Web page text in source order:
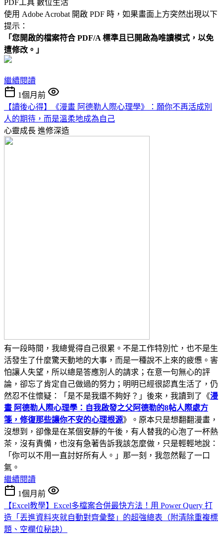
PDF工具 數位生活
使用 Adobe Acrobat 開啟 PDF 時，如果畫面上方突然出現以下
提示：
「您開啟的檔案符合 PDF/A 標準且已開啟為唯讀模式，以免
遭修改。」
繼續閱讀
1個月前
【讀後心得】《漫畫 阿德勒人際心理學》：願你不再活成別
人的期待，而是溫柔地成為自己
心靈成長 進修深造
有一段時間，我總覺得自己很累。不是工作特別忙，也不是生
活發生了什麼驚天動地的大事，而是一種說不上來的疲憊。害
怕讓人失望，所以總是答應別人的請求；在意一句無心的評
論，卻忘了肯定自己做過的努力；明明已經很認真生活了，仍
然忍不住懷疑：「是不是我還不夠好？」後來，我讀到了《漫
畫 阿德勒人際心理學：自我啟發之父阿德勒的8帖人際處方
箋，修復那些讓你不安的心理根源》。原本只是想翻翻漫畫，
沒想到，卻像是在某個安靜的午後，有人替我的心泡了一杯熱
茶，沒有責備，也沒有急著告訴我該怎麼做，只是輕輕地說：
「你可以不用一直討好所有人。」那一刻，我忽然鬆了一口
氣。
繼續閱讀
1個月前
【Excel教學】Excel多檔案合併最快方法！用 Power Query 打
造「丟進資料夾就自動對齊彙整」的超強總表（附清除重複標
題、空欄位秘訣）